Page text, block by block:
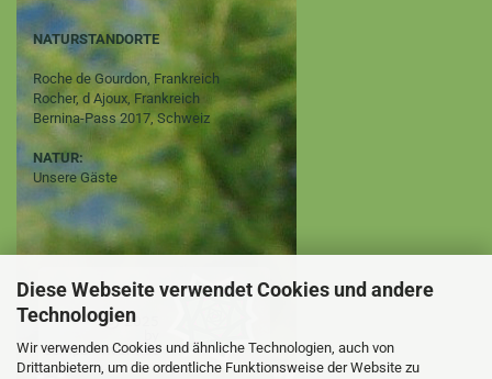
Diese Webseite verwendet Cookies und andere
Technologien
Wir verwenden Cookies und ähnliche Technologien, auch von
Drittanbietern, um die ordentliche Funktionsweise der Website zu
NATURSTANDORTE
Roche de Gourdon, Frankreich
Rocher, d Ajoux, Frankreich
Bernina-Pass 2017, Schweiz
NATUR:
Unsere Gäste